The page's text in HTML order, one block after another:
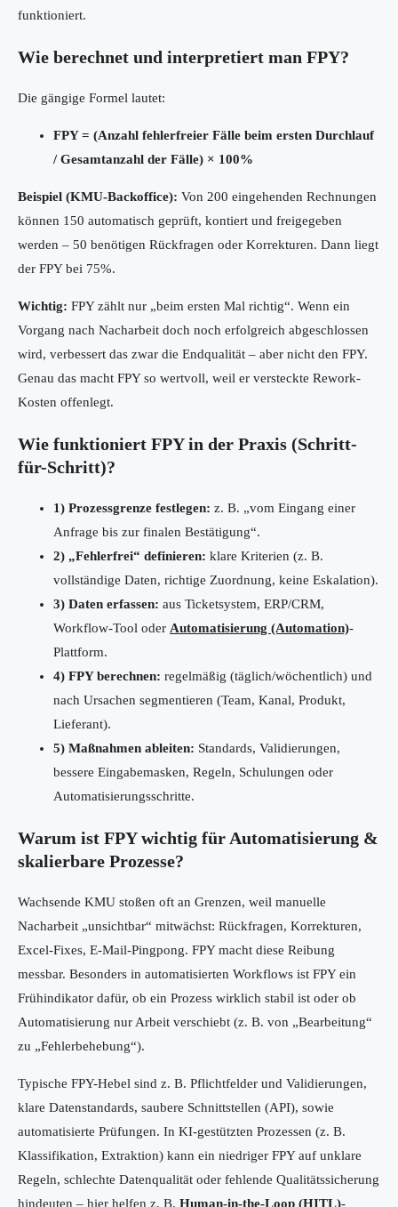
funktioniert.
Wie berechnet und interpretiert man FPY?
Die gängige Formel lautet:
FPY = (Anzahl fehlerfreier Fälle beim ersten Durchlauf
/ Gesamtanzahl der Fälle) × 100%
Beispiel (KMU-Backoffice): Von 200 eingehenden Rechnungen
können 150 automatisch geprüft, kontiert und freigegeben
werden – 50 benötigen Rückfragen oder Korrekturen. Dann liegt
der FPY bei 75%.
Wichtig: FPY zählt nur „beim ersten Mal richtig“. Wenn ein
Vorgang nach Nacharbeit doch noch erfolgreich abgeschlossen
wird, verbessert das zwar die Endqualität – aber nicht den FPY.
Genau das macht FPY so wertvoll, weil er versteckte Rework-
Kosten offenlegt.
Wie funktioniert FPY in der Praxis (Schritt-
für-Schritt)?
1) Prozessgrenze festlegen: z. B. „vom Eingang einer
Anfrage bis zur finalen Bestätigung“.
2) „Fehlerfrei“ definieren: klare Kriterien (z. B.
vollständige Daten, richtige Zuordnung, keine Eskalation).
3) Daten erfassen: aus Ticketsystem, ERP/CRM,
Workflow-Tool oder Automatisierung (Automation)-
Plattform.
4) FPY berechnen: regelmäßig (täglich/wöchentlich) und
nach Ursachen segmentieren (Team, Kanal, Produkt,
Lieferant).
5) Maßnahmen ableiten: Standards, Validierungen,
bessere Eingabemasken, Regeln, Schulungen oder
Automatisierungsschritte.
Warum ist FPY wichtig für Automatisierung &
skalierbare Prozesse?
Wachsende KMU stoßen oft an Grenzen, weil manuelle
Nacharbeit „unsichtbar“ mitwächst: Rückfragen, Korrekturen,
Excel-Fixes, E-Mail-Pingpong. FPY macht diese Reibung
messbar. Besonders in automatisierten Workflows ist FPY ein
Frühindikator dafür, ob ein Prozess wirklich stabil ist oder ob
Automatisierung nur Arbeit verschiebt (z. B. von „Bearbeitung“
zu „Fehlerbehebung“).
Typische FPY-Hebel sind z. B. Pflichtfelder und Validierungen,
klare Datenstandards, saubere Schnittstellen (API), sowie
automatisierte Prüfungen. In KI-gestützten Prozessen (z. B.
Klassifikation, Extraktion) kann ein niedriger FPY auf unklare
Regeln, schlechte Datenqualität oder fehlende Qualitätssicherung
hindeuten – hier helfen z. B. Human-in-the-Loop (HITL)-